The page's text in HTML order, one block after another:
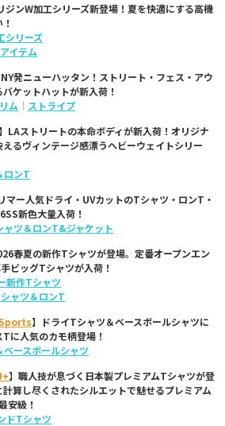
ジンW加工シリーズ新登場！夏を快適にする高機
シリーズ
イテム
発ニューハッタン！ストリート・フェス・アウ
ケットハットが新入荷！
ム ｜ ストライプ
LAストリートの本命ボディが新入荷！オリジナ
るヴィンテージ感漂うヘビーウェイトシリー
ロンT
マー人気ドライ・UVカットのTシャツ・ロンT・
新色大量入荷！
ツ＆ロンT&ジャケット
春夏の新作Tシャツが登場。定番オープンエン
ビッグTシャツが入荷！
新作Tシャツ
ャツ＆ロンT
】ドライTシャツ＆ベースボールシャツに
に人気のカモ柄登場！
ースボールシャツ
】職人技が息づく日本製プレミアムTシャツが登
算し尽くされたシルエットで魅せるプレミアム
安級！
ドTシャツ